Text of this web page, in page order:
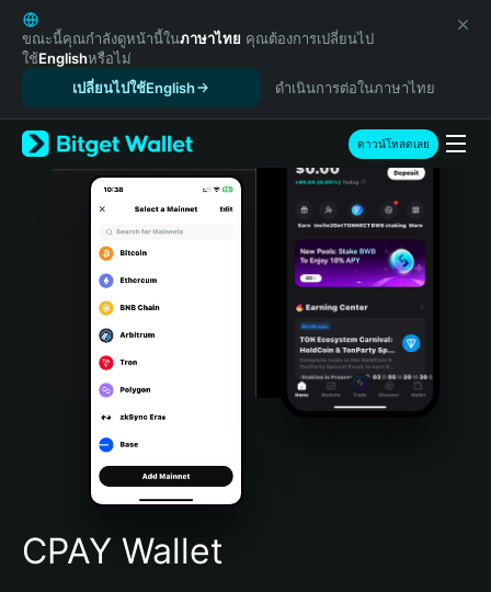
English
日本語
Tiếng Việt
Español (Latinoamérica)
Türkçe
Italiano
Português (Portugal)
Bahasa Indonesia
Português (Brasil)
Español (Argentina)
ขณะนี้คุณกำลังดูหน้านี้ในภาษาไทย คุณต้องการเปลี่ยนไป
ใช้Englishหรือไม่
เปลี่ยนไปใช้English
ดำเนินการต่อในภาษาไทย
ดาวน์โหลดเลย
CPAY Wallet